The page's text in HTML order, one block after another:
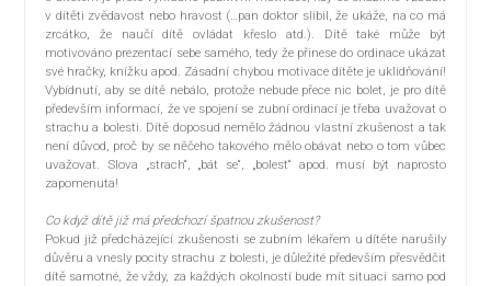
v dítěti zvědavost nebo hravost (…pan doktor slíbil, že ukáže, na co má
zrcátko, že naučí dítě ovládat křeslo atd.). Dítě také může být
motivováno prezentací sebe samého, tedy že přinese do ordinace ukázat
své hračky, knížku apod. Zásadní chybou motivace dítěte je uklidňování!
Vybídnutí, aby se dítě nebálo, protože nebude přece nic bolet, je pro dítě
především informací, že ve spojení se zubní ordinací je třeba uvažovat o
strachu a bolesti. Dítě doposud nemělo žádnou vlastní zkušenost a tak
není důvod, proč by se něčeho takového mělo obávat nebo o tom vůbec
uvažovat. Slova „strach“, „bát se“, „bolest“ apod. musí být naprosto
zapomenuta!
Co když dítě již má předchozí špatnou zkušenost?
Pokud již předcházející zkušenosti se zubním lékařem u dítěte narušily
důvěru a vnesly pocity strachu z bolesti, je důležité především přesvědčit
dítě samotné, že vždy, za každých okolností bude mít situaci samo pod